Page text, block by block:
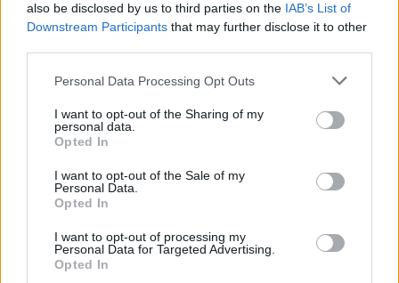
also be disclosed by us to third parties on the IAB’s List of
Downstream Participants that may further disclose it to other
Please note that this website/app uses one or more Google
not limited to your visit or usage behaviour. You may click to
grant or deny consent to Google and its third-party tags to
use your data for below specified purposes in below Google
consent section.
Personal Data Processing Opt Outs
I want to opt-out of the Sharing of my
personal data.
Opted In
I want to opt-out of the Sale of my
Personal Data.
Opted In
I want to opt-out of processing my
Personal Data for Targeted Advertising.
Opted In
Ξεκίνησε την αθλητική του πορεία στο άθλημα του
strongman το 2010 και γρήγορα διακρίθηκε για τις
τεράστιες του δυνάμεις και αντοχές. χει κερδίσει
πολλούς τίτλους, μεταξύ των οποίων τον τίτλο του
«World's Strongest Man» το 2018. Είναι γνωστός
για τις εντυπωσιακές του επιδόσεις σε αγώνες
όπως το Σπρινγκς, το Deadlift και το Highland